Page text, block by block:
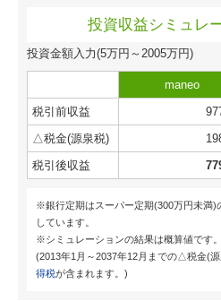
投資収益シミュレ
投資金額入力(5万円～2005万円)
maneo
税引前収益
△税金(源泉税)
税引後収益
※銀行定期はスーパー定期(300万円未満)
しています。
※シミュレーションの結果は概算値です。
(2013年1月～2037年12月までの△税金(源
得税が含まれます。)